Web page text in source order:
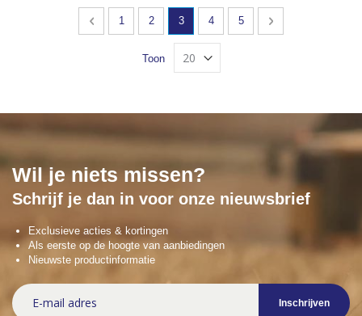
Pagina
VorigePagina
1 Pagina
2 U lees momenteel pagina
3 Pagina
4 Pagina
5 Pagina
Volgende
Toon
Wil je niets missen?
Schrijf je dan in voor onze nieuwsbrief
Exclusieve acties & kortingen
Als eerste op de hoogte van aanbiedingen
Nieuwste productinformatie
Abonneer
u
Inschrijven